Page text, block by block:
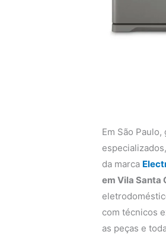
Em São
da marca
em Vila Santa
com técnicos
as peças e